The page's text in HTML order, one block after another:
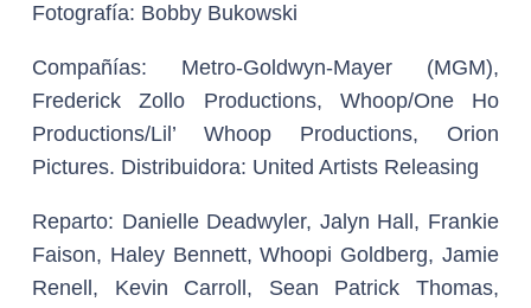
Fotografía: Bobby Bukowski
Compañías: Metro-Goldwyn-Mayer (MGM),
Frederick Zollo Productions, Whoop/One Ho
Productions/Lil’ Whoop Productions, Orion
Pictures. Distribuidora: United Artists Releasing
Reparto: Danielle Deadwyler, Jalyn Hall, Frankie
Faison, Haley Bennett, Whoopi Goldberg, Jamie
Renell, Kevin Carroll, Sean Patrick Thomas,